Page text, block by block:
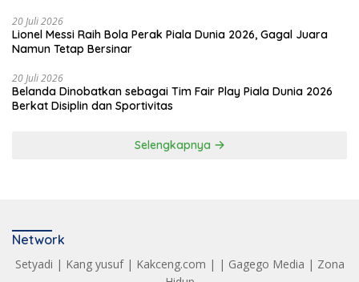
20 Juli 2026
Lionel Messi Raih Bola Perak Piala Dunia 2026, Gagal Juara
Namun Tetap Bersinar
20 Juli 2026
Belanda Dinobatkan sebagai Tim Fair Play Piala Dunia 2026
Berkat Disiplin dan Sportivitas
Selengkapnya
Network
Setyadi | Kang yusuf| Kakceng.com | | Gagego Media | Zona